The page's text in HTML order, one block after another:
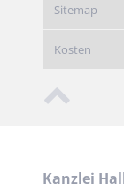
Sitemap
Kosten
Kanzlei